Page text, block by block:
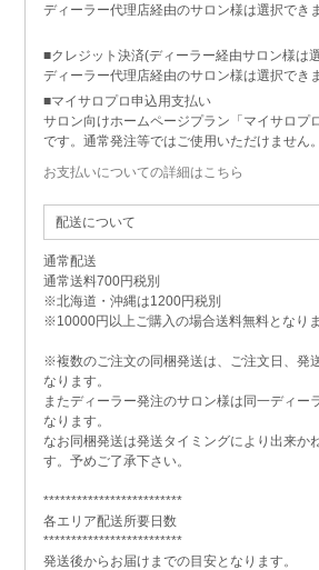
ディーラー代理店経由のサロン様は選択でき
■クレジット決済(ディーラー経由サロン様は
ディーラー代理店経由のサロン様は選択でき
■マイサロプロ申込用支払い
サロン向けホームページプラン「マイサロプ
です。通常発注等ではご使用いただけません。
お支払いについての詳細はこちら
配送について
通常配送
通常送料700円税別
※北海道・沖縄は1200円税別
※10000円以上ご購入の場合送料無料となりま
※複数のご注文の同梱発送は、ご注文日、発
なります。
またディーラー発注のサロン様は同一ディー
なります。
なお同梱発送は発送タイミングにより出来か
す。予めご了承下さい。
*************************
各エリア配送所要日数
*************************
発送後からお届けまでの目安となります。